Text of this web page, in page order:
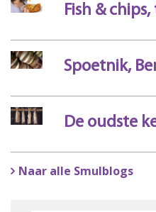
Fish &
Spoetnik,
De oudste
Naar alle Smulblogs